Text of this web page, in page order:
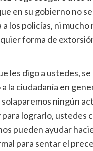
en su gobierno no
los policías, ni mucho
forma de
les digo a ustedes, se
la ciudadanía en
ningún
lograrlo, ustedes
pueden ayudar
para sentar el